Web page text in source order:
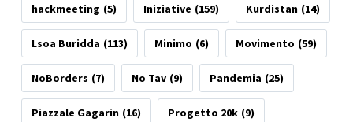
hackmeeting (5) Iniziative (159) Kurdistan (14)
Lsoa Buridda (113) Minimo (6) Movimento (59)
NoBorders (7) No Tav (9) Pandemia (25)
Piazzale Gagarin (16) Progetto 20k (9)